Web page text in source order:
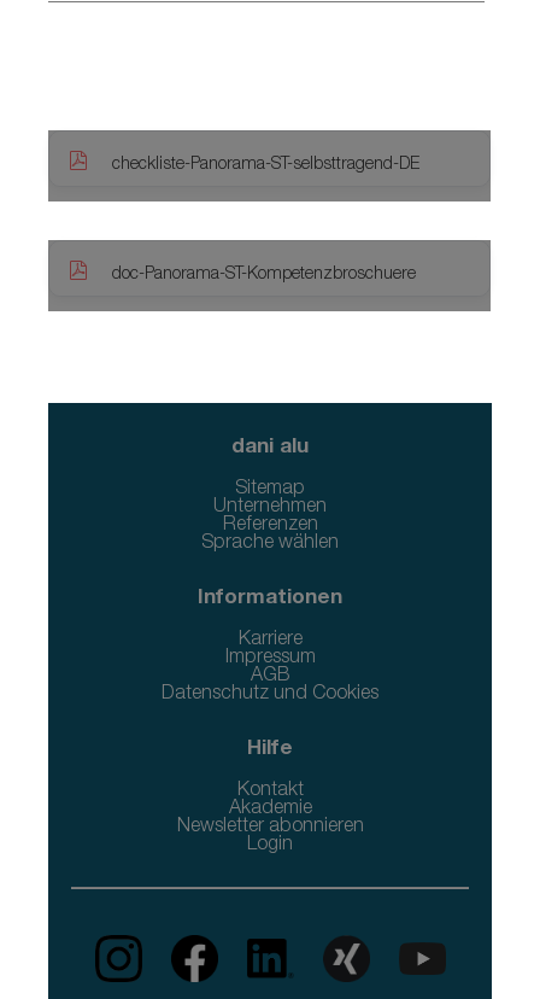
checkliste-Panorama-ST-selbsttragend-DE
doc-Panorama-ST-Kompetenzbroschuere
dani alu
Sitemap
Unternehmen
Referenzen
Sprache wählen
Informationen
Karriere
Impressum
AGB
Datenschutz und Cookies
Hilfe
Kontakt
Akademie
Newsletter abonnieren
Login